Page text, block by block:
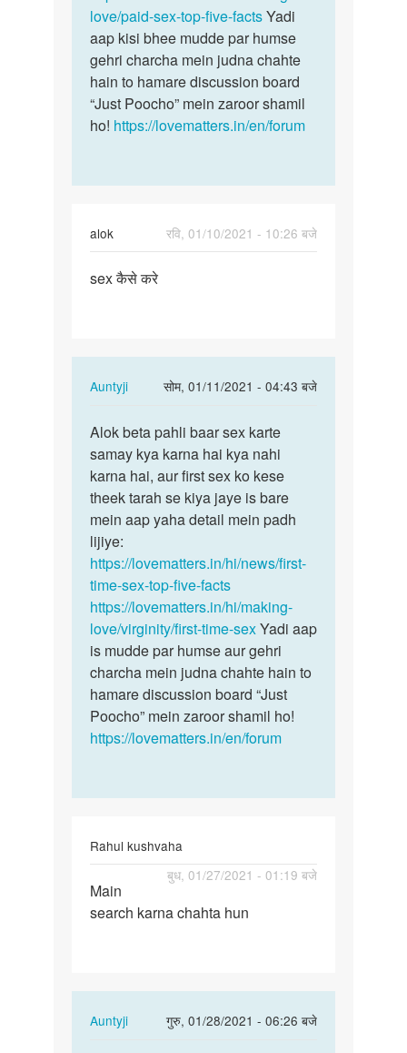
chahiy
by
Umesh
love/paid-sex-top-five-factsYadi
aap kisi bhee mudde par humse
gehri charcha mein judna chahte
hain to hamare discussion board
“Just Poocho” mein zaroor shamil
ho! https://lovematters.in/en/forum
alok
रवि, 01/10/2021 - 10:26 बजे
sex
sex कैसे करे
Auntyji
सोम, 01/11/2021 - 04:43 बजे
In
to
sex
कैसे
करे
by
Alok
beta
pahli
baar
sex…
Alok beta pahli baar sex karte
samay kya karna hai kya nahi
karna hai, aur first sex ko kese
theek tarah se kiya jaye is bare
mein aap yaha detail mein padh
lijiye:
https://lovematters.in/hi/news/first-
time-sex-top-five-facts
https://lovematters.in/hi/making-
love/virginity/first-time-sexYadi aap
is mudde par humse aur gehri
charcha mein judna chahte hain to
hamare discussion board “Just
Poocho” mein zaroor shamil ho!
https://lovematters.in/en/forum
Rahul kushvaha
बुध, 01/27/2021 - 01:19 बजे
Main
search
Main
search karna chahta hun
Auntyji
गुरु, 01/28/2021 - 06:26 बजे
In